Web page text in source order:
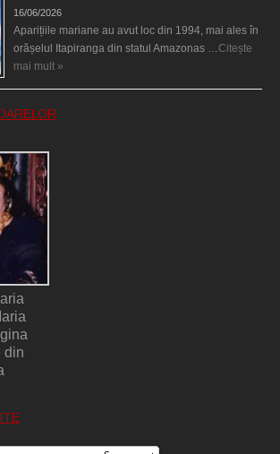
16/06/2026
Aparițiile mariane au avut loc din 1994, mai ales în
orășelul Itapiranga din statul Amazonas …Citește
mai mult »
din